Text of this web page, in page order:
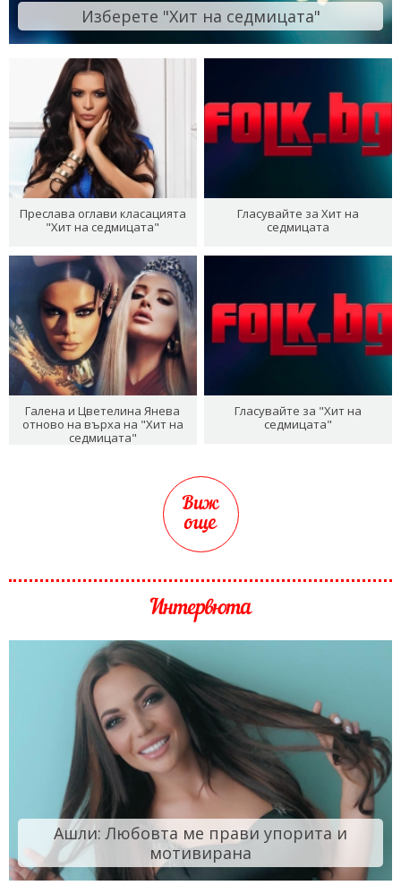
Изберете "Хит на седмицата"
Преслава оглави класацията
"Хит на седмицата"
Гласувайте за Хит на
седмицата
Галена и Цветелина Янева
отново на върха на "Хит на
седмицата"
Гласувайте за "Хит на
седмицата"
Виж
още
Интервюта
Ашли: Любовта ме прави упорита и
мотивирана